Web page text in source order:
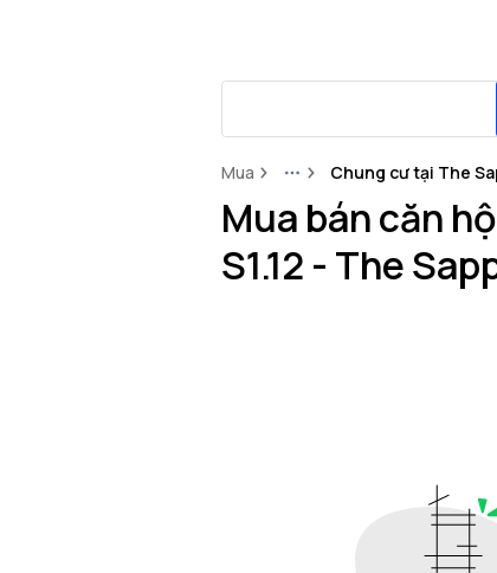
Mua MoreChung cư tại The
Mua bán căn
S1.12 - The